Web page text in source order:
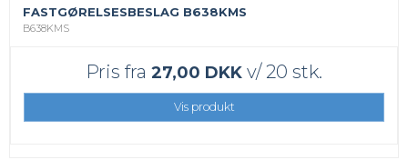
FASTGØRELSESBESLAG B638KMS
B638KMS
Pris fra 27,00 DKK v/ 20 stk.
Vis produkt